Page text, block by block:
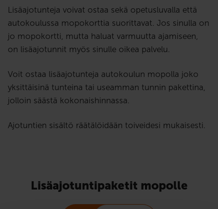
Lisäajotunteja voivat ostaa sekä opetusluvalla että
autokoulussa mopokorttia suorittavat. Jos sinulla on
jo mopokortti, mutta haluat varmuutta ajamiseen,
on lisäajotunnit myös sinulle oikea palvelu.
Voit ostaa lisäajotunteja autokoulun mopolla joko
yksittäisinä tunteina tai useamman tunnin pakettina,
jolloin säästä kokonaishinnassa.
Ajotuntien sisältö räätälöidään toiveidesi mukaisesti.
Lisäajotuntipaketit mopolle